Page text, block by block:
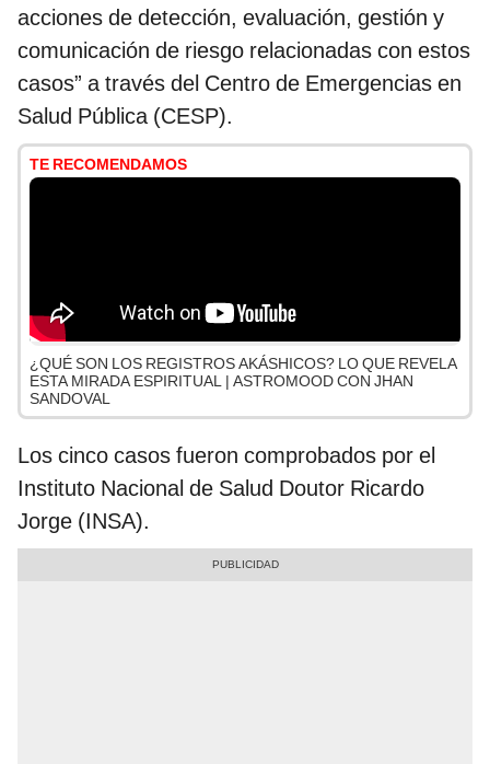
acciones de detección, evaluación, gestión y
comunicación de riesgo relacionadas con estos
casos” a través del Centro de Emergencias en
Salud Pública (CESP).
TE RECOMENDAMOS
¿QUÉ SON LOS REGISTROS AKÁSHICOS? LO QUE REVELA
ESTA MIRADA ESPIRITUAL | ASTROMOOD CON JHAN
SANDOVAL
Los cinco casos fueron comprobados por el
Instituto Nacional de Salud Doutor Ricardo
Jorge (INSA).